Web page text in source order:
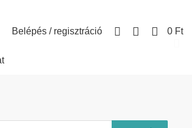
Belépés / regisztráció 0 Ft